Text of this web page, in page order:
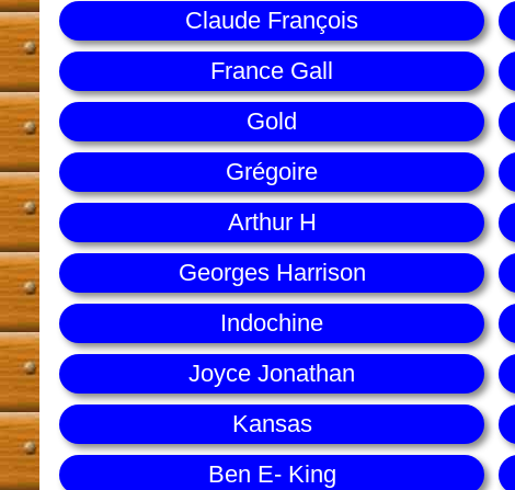
Claude François
France Gall
Gold
Grégoire
Arthur H
Georges Harrison
Indochine
Joyce Jonathan
Kansas
Ben E- King